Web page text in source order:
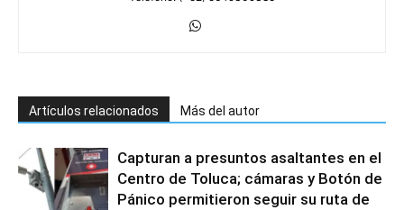
Artículos relacionados Más del autor
Capturan a presuntos asaltantes en el
Centro de Toluca; cámaras y Botón de
Pánico permitieron seguir su ruta de